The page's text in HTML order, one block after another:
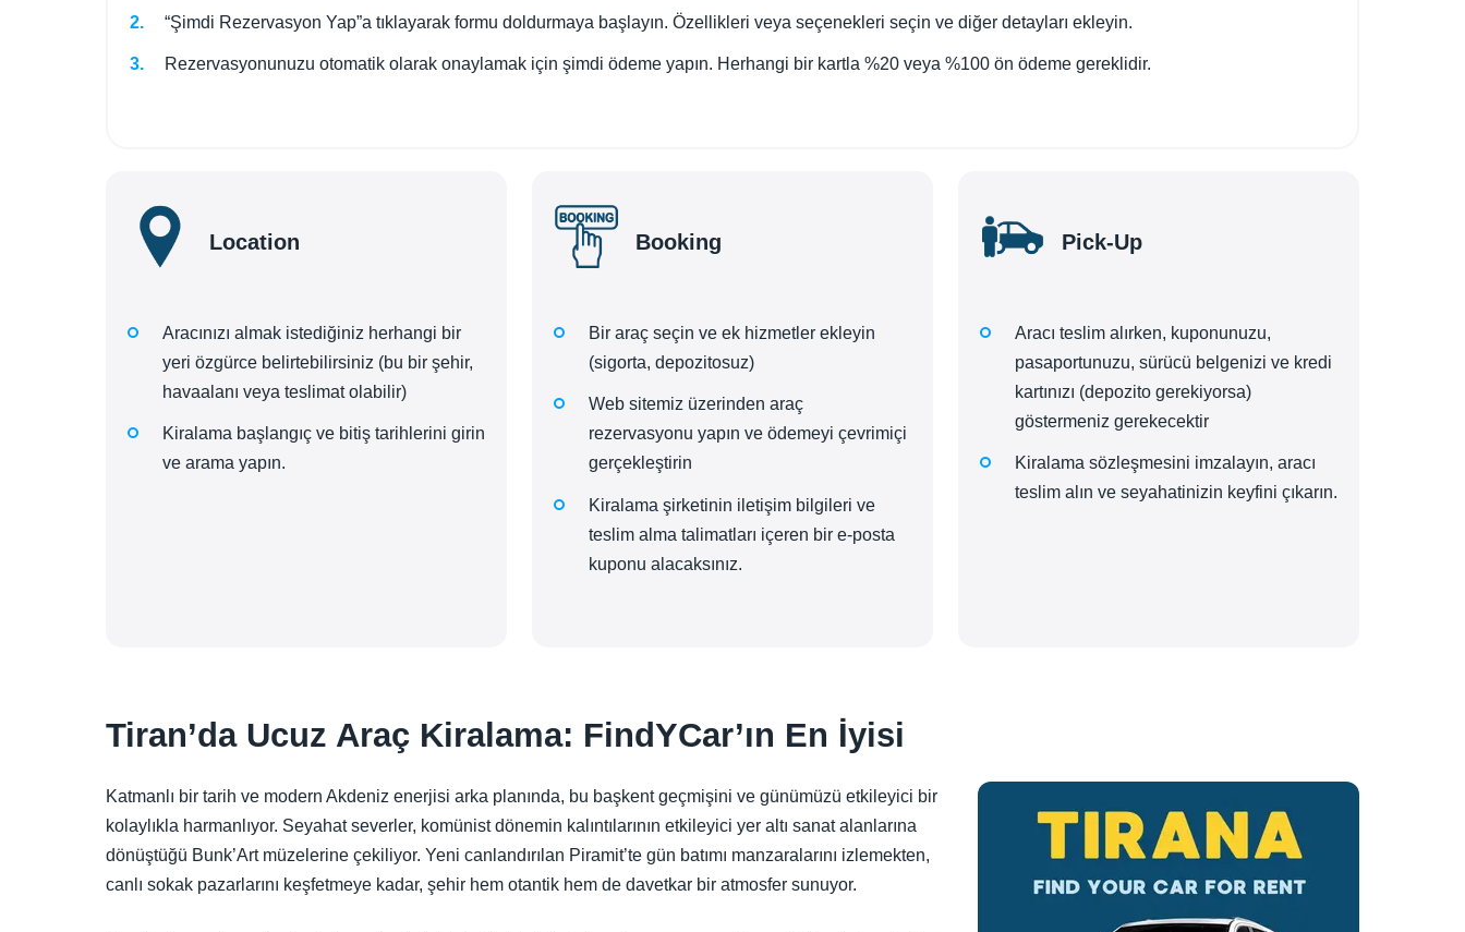
“Şimdi Rezervasyon Yap”a tıklayarak formu doldurmaya başlayın. Özellikleri veya seçenekleri seçin ve diğer detayları ekleyin.
Rezervasyonunuzu otomatik olarak onaylamak için şimdi ödeme yapın. Herhangi bir kartla %20 veya %100 ön ödeme gereklidir.
Location
Aracınızı almak istediğiniz herhangi bir
yeri özgürce belirtebilirsiniz (bu bir şehir,
havaalanı veya teslimat olabilir)
Kiralama başlangıç ve bitiş tarihlerini girin
ve arama yapın.
Booking
Bir araç seçin ve ek hizmetler ekleyin
(sigorta, depozitosuz)
Web sitemiz üzerinden araç
rezervasyonu yapın ve ödemeyi çevrimiçi
gerçekleştirin
Kiralama şirketinin iletişim bilgileri ve
teslim alma talimatları içeren bir e-posta
kuponu alacaksınız.
Pick-Up
Aracı teslim alırken, kuponunuzu,
pasaportunuzu, sürücü belgenizi ve kredi
kartınızı (depozito gerekiyorsa)
göstermeniz gerekecektir
Kiralama sözleşmesini imzalayın, aracı
teslim alın ve seyahatinizin keyfini çıkarın.
Tiran’da Ucuz Araç Kiralama: FindYCar’ın En İyisi
Katmanlı bir tarih ve modern Akdeniz enerjisi arka planında, bu başkent geçmişini ve günümüzü etkileyici bir
kolaylıkla harmanlıyor. Seyahat severler, komünist dönemin kalıntılarının etkileyici yer altı sanat alanlarına
dönüştüğü Bunk’Art müzelerine çekiliyor. Yeni canlandırılan Piramit’te gün batımı manzaralarını izlemekten,
canlı sokak pazarlarını keşfetmeye kadar, şehir hem otantik hem de davetkar bir atmosfer sunuyor.